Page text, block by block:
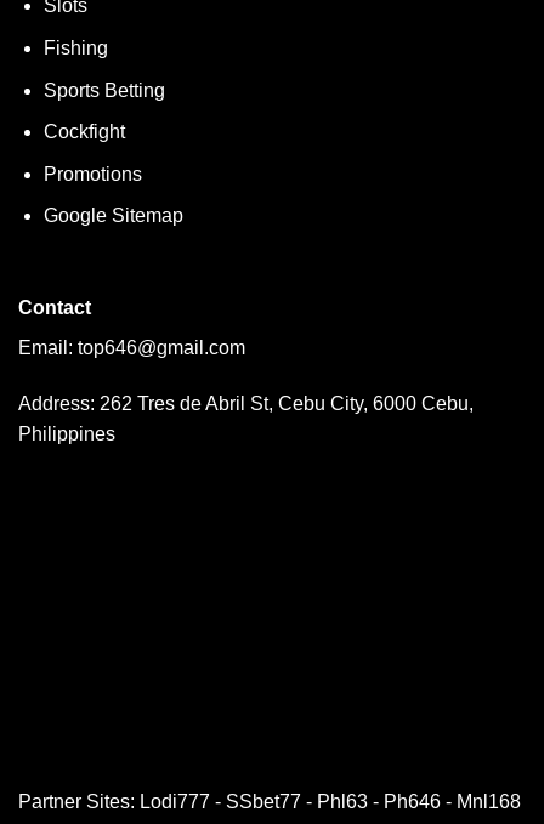
Slots
Fishing
Sports Betting
Cockfight
Promotions
Google Sitemap
Contact
Email: top646@gmail.com
Address: 262 Tres de Abril St, Cebu City, 6000 Cebu,
Philippines
Partner Sites: Lodi777 - SSbet77 - Phl63 - Ph646 - Mnl168